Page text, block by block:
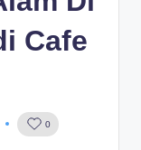
Cafe
0